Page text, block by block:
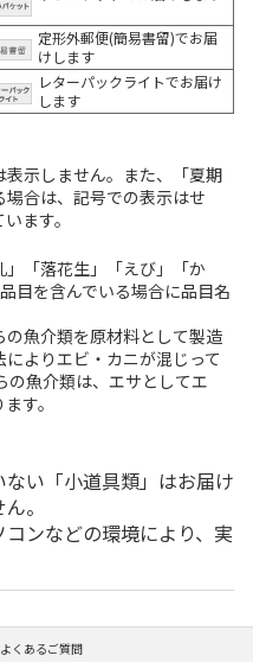
定形外郵便(簡易書留)でお届
けします
レターパックライトでお届け
します
示しません。また、「夏期
合は、記号での表示はせ
ます。
「落花生」「えび」「か
目を含んでいる場合に品目名
魚介類を原材料として製造
よりエビ・カニが混じって
の魚介類は、エサとしてエ
す。
い「小道具類」はお届け
。
ンなどの環境により、実
よくあるご質問